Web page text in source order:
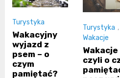
Turystyka
Wakacyjny
wyjazd z
psem – o
czym
pamiętać?
Turystyka ,
Wakacje
Wakacje
czyli o